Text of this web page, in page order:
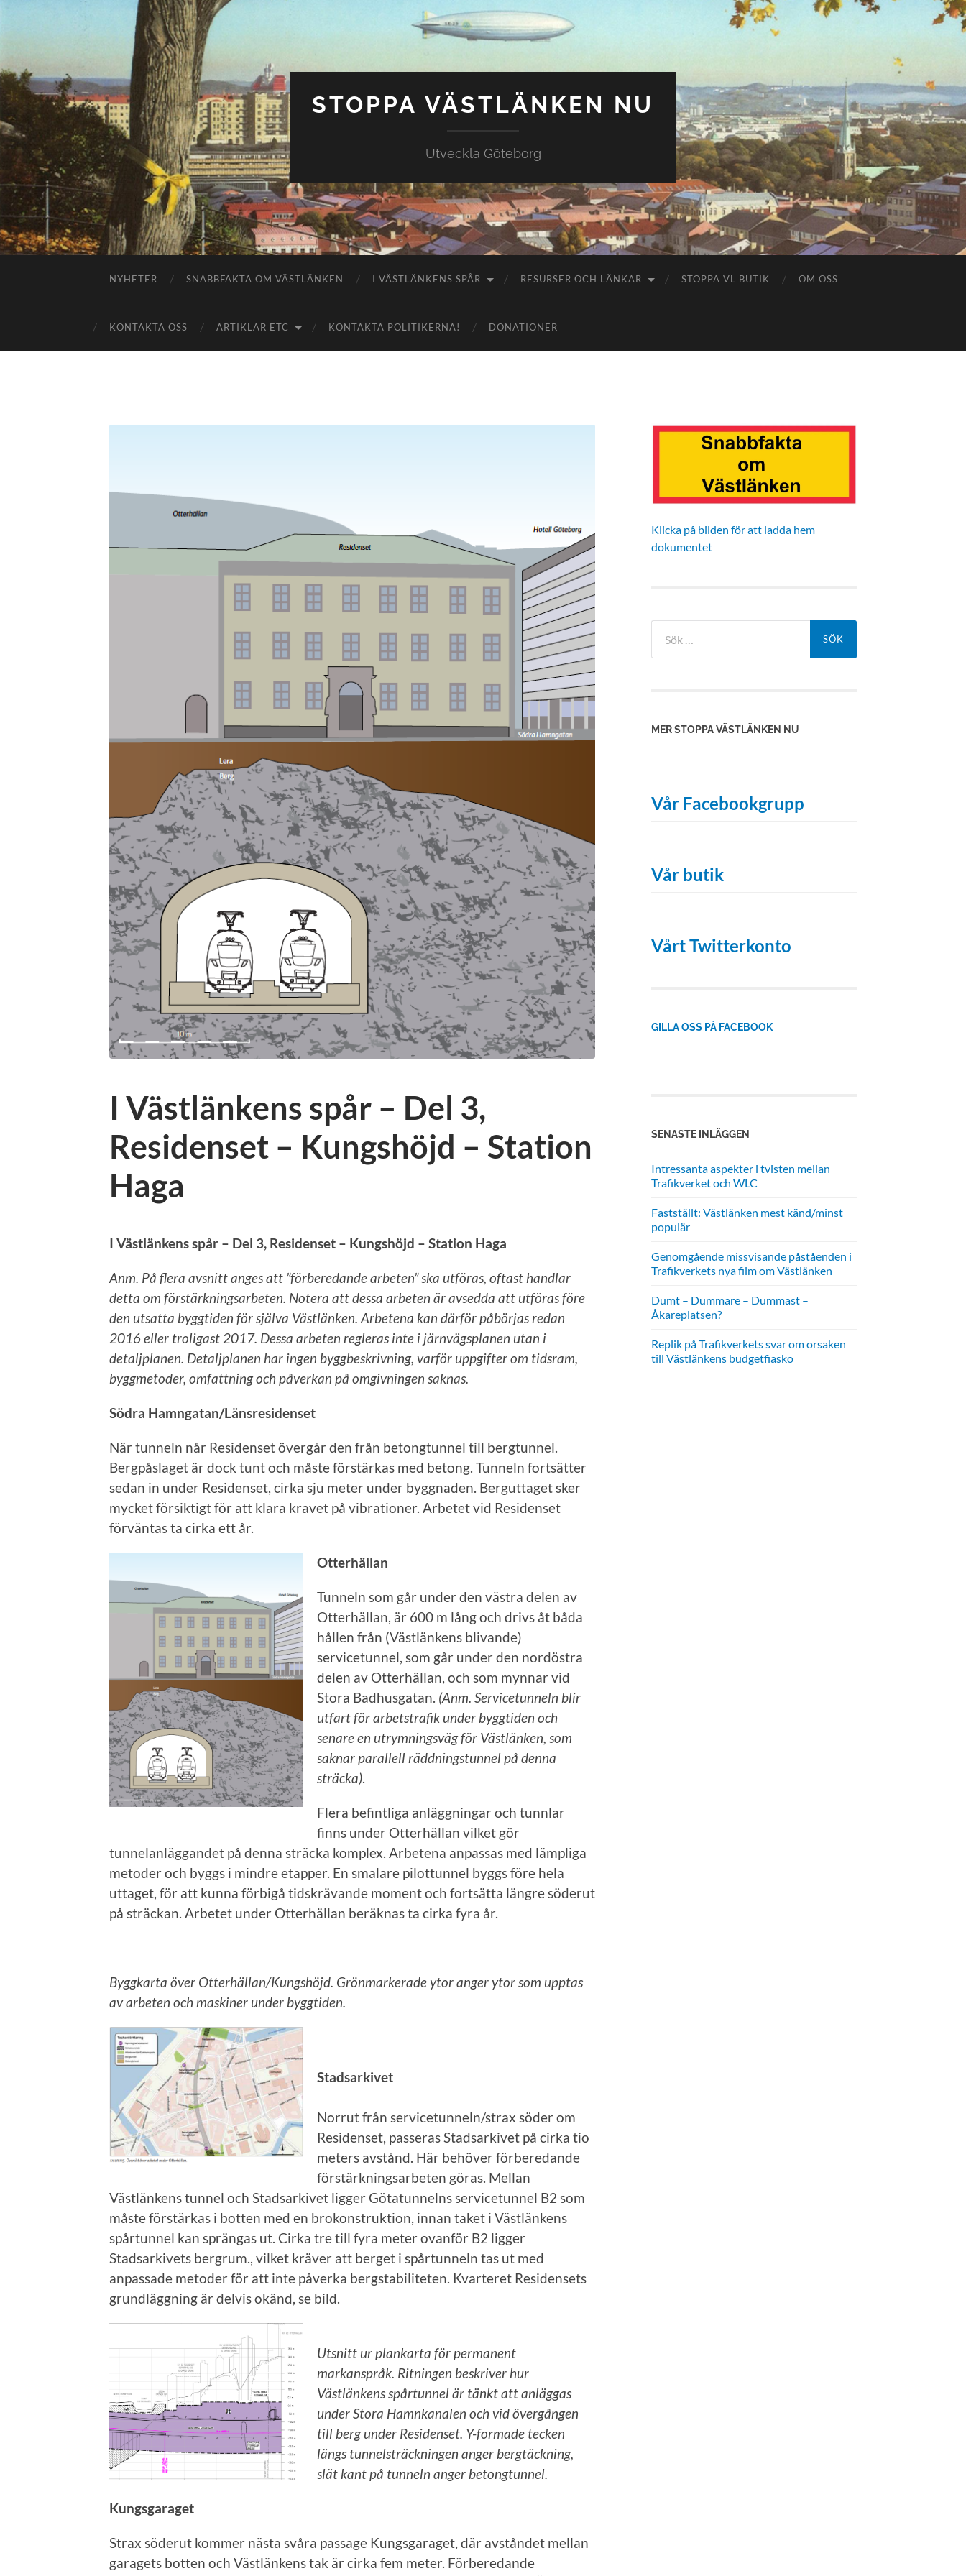
STOPPA VÄSTLÄNKEN NU
Utveckla Göteborg
NYHETER SNABBFAKTA OM VÄSTLÄNKEN I VÄSTLÄNKENS SPÅR RESURSER OCH LÄNKAR STOPPA VL BUTIK OM OSS
KONTAKTA OSS ARTIKLAR ETC KONTAKTA POLITIKERNA! DONATIONER
I Västlänkens spår – Del 3,
Residenset – Kungshöjd – Station
Haga
I Västlänkens spår – Del 3, Residenset – Kungshöjd – Station Haga
Anm. På flera avsnitt anges att ”förberedande arbeten” ska utföras, oftast handlar
detta om förstärkningsarbeten. Notera att dessa arbeten är avsedda att utföras före
den utsatta byggtiden för själva Västlänken. Arbetena kan därför påbörjas redan
2016 eller troligast 2017. Dessa arbeten regleras inte i järnvägsplanen utan i
detaljplanen. Detaljplanen har ingen byggbeskrivning, varför uppgifter om tidsram,
byggmetoder, omfattning och påverkan på omgivningen saknas.
Södra Hamngatan/Länsresidenset
När tunneln når Residenset övergår den från betongtunnel till bergtunnel.
Bergpåslaget är dock tunt och måste förstärkas med betong. Tunneln fortsätter
sedan in under Residenset, cirka sju meter under byggnaden. Berguttaget sker
mycket försiktigt för att klara kravet på vibrationer. Arbetet vid Residenset
förväntas ta cirka ett år.
Otterhällan
Tunneln som går under den västra delen av
Otterhällan, är 600 m lång och drivs åt båda
hållen från (Västlänkens blivande)
servicetunnel, som går under den nordöstra
delen av Otterhällan, och som mynnar vid
Stora Badhusgatan. (Anm. Servicetunneln blir
utfart för arbetstrafik under byggtiden och
senare en utrymningsväg för Västlänken, som
saknar parallell räddningstunnel på denna
sträcka).
Flera befintliga anläggningar och tunnlar
finns under Otterhällan vilket gör
tunnelanläggandet på denna sträcka komplex. Arbetena anpassas med lämpliga
metoder och byggs i mindre etapper. En smalare pilottunnel byggs före hela
uttaget, för att kunna förbigå tidskrävande moment och fortsätta längre söderut
på sträckan. Arbetet under Otterhällan beräknas ta cirka fyra år.
Byggkarta över Otterhällan/Kungshöjd. Grönmarkerade ytor anger ytor som upptas
av arbeten och maskiner under byggtiden.
Stadsarkivet
Norrut från servicetunneln/strax söder om
Residenset, passeras Stadsarkivet på cirka tio
meters avstånd. Här behöver förberedande
förstärkningsarbeten göras. Mellan
Västlänkens tunnel och Stadsarkivet ligger Götatunnelns servicetunnel B2 som
måste förstärkas i botten med en brokonstruktion, innan taket i Västlänkens
spårtunnel kan sprängas ut. Cirka tre till fyra meter ovanför B2 ligger
Stadsarkivets bergrum., vilket kräver att berget i spårtunneln tas ut med
anpassade metoder för att inte påverka bergstabiliteten. Kvarteret Residensets
grundläggning är delvis okänd, se bild.
Utsnitt ur plankarta för permanent
markanspråk. Ritningen beskriver hur
Västlänkens spårtunnel är tänkt att anläggas
under Stora Hamnkanalen och vid övergången
till berg under Residenset. Y-formade tecken
längs tunnelsträckningen anger bergtäckning,
slät kant på tunneln anger betongtunnel.
Kungsgaraget
Strax söderut kommer nästa svåra passage Kungsgaraget, där avståndet mellan
garagets botten och Västlänkens tak är cirka fem meter. Förberedande
Klicka på bilden för att ladda hem
dokumentet
efter:
MER STOPPA VÄSTLÄNKEN NU
Vår Facebookgrupp
Vår butik
Vårt Twitterkonto
GILLA OSS PÅ FACEBOOK
SENASTE INLÄGGEN
Intressanta aspekter i tvisten mellan
Trafikverket och WLC
Fastställt: Västlänken mest känd/minst
populär
Genomgående missvisande påståenden i
Trafikverkets nya film om Västlänken
Dumt – Dummare – Dummast –
Åkareplatsen?
Replik på Trafikverkets svar om orsaken
till Västlänkens budgetfiasko